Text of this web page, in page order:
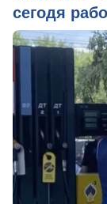
сегодя